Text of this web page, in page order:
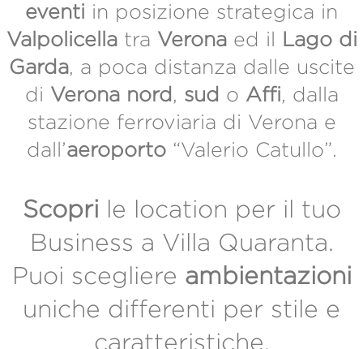
eventi in posizione strategica in
Valpolicellatra Veronaed il
Lago di
Garda, a poca distanza dalle uscite
di Verona nord , sud o Affi, dalla
stazione ferroviaria di Verona e
dall’aeroporto“Valerio Catullo”.
Scopri le location per il tuo
Business a Villa Quaranta.
Puoi scegliere ambientazioni
uniche differenti per stile e
caratteristiche.